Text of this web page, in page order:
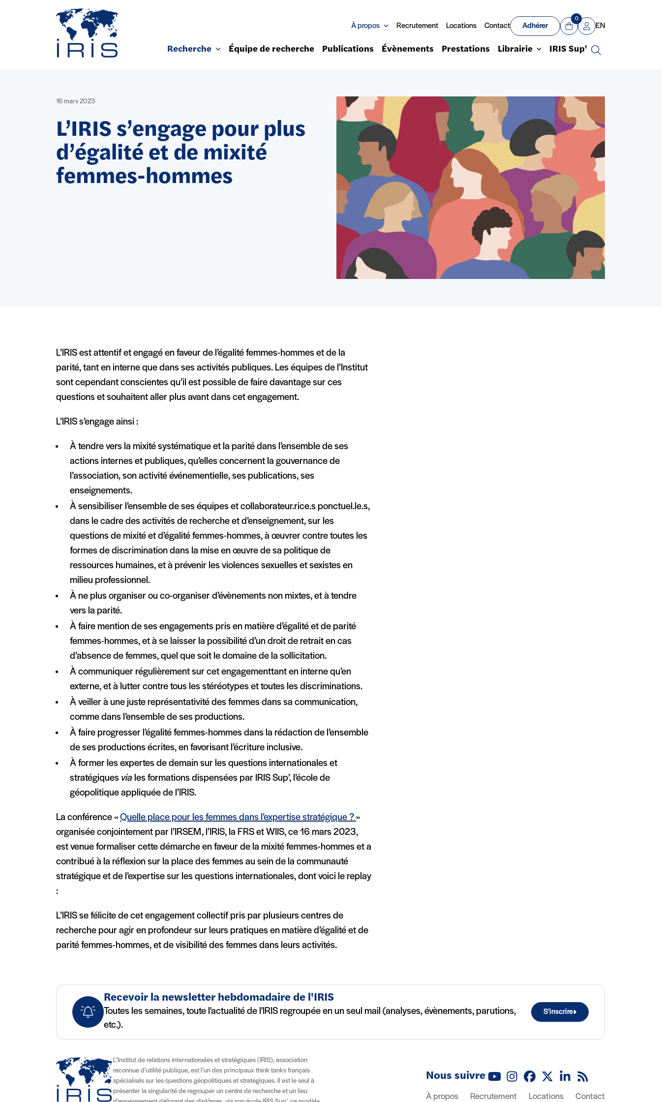
À propos Recrutement Locations Contact Adhérer
Panier
0
Mon compte
EN
Recherche Équipe de recherche Publications Évènements Prestations Librairie IRIS Sup'
Recherche
16 mars 2023
L’IRIS s’engage pour plus
d’égalité et de mixité
femmes-hommes
L’IRIS est attentif et engagé en faveur de l’égalité femmes-hommes et de la
parité, tant en interne que dans ses activités publiques. Les équipes de l’Institut
sont cependant conscientes qu’il est possible de faire davantage sur ces
questions et souhaitent aller plus avant dans cet engagement.
L’IRIS s’engage ainsi :
À tendre vers la mixité systématique et la parité dans l’ensemble de ses
actions internes et publiques, qu’elles concernent la gouvernance de
l’association, son activité événementielle, ses publications, ses
enseignements.
À sensibiliser l’ensemble de ses équipes et collaborateur.rice.s ponctuel.le.s,
dans le cadre des activités de recherche et d’enseignement, sur les
questions de mixité et d’égalité femmes-hommes, à œuvrer contre toutes les
formes de discrimination dans la mise en œuvre de sa politique de
ressources humaines, et à prévenir les violences sexuelles et sexistes en
milieu professionnel.
À ne plus organiser ou co-organiser d’évènements non mixtes, et à tendre
vers la parité.
À faire mention de ses engagements pris en matière d’égalité et de parité
femmes-hommes, et à se laisser la possibilité d’un droit de retrait en cas
d’absence de femmes, quel que soit le domaine de la sollicitation.
À communiquer régulièrement sur cet engagementtant en interne qu’en
externe, et à lutter contre tous les stéréotypes et toutes les discriminations.
À veiller à une juste représentativité des femmes dans sa communication,
comme dans l’ensemble de ses productions.
À faire progresser l’égalité femmes-hommes dans la rédaction de l’ensemble
de ses productions écrites, en favorisant l’écriture inclusive.
À former les expertes de demain sur les questions internationales et
stratégiques via les formations dispensées par IRIS Sup’, l’école de
géopolitique appliquée de l’IRIS.
La conférence « Quelle place pour les femmes dans l’expertise stratégique ? »
organisée conjointement par l’IRSEM, l’IRIS, la FRS et WIIS, ce 16 mars 2023,
est venue formaliser cette démarche en faveur de la mixité femmes-hommes et a
contribué à la réflexion sur la place des femmes au sein de la communauté
stratégique et de l’expertise sur les questions internationales, dont voici le replay
:
L’IRIS se félicite de cet engagement collectif pris par plusieurs centres de
recherche pour agir en profondeur sur leurs pratiques en matière d’égalité et de
parité femmes-hommes, et de visibilité des femmes dans leurs activités.
Recevoir la newsletter hebdomadaire de l'IRIS
Toutes les semaines, toute l'actualité de l'IRIS regroupée en un seul mail (analyses, évènements, parutions,
etc.).
S'inscrire
L’Institut de relations internationales et stratégiques (IRIS), association
reconnue d’utilité publique, est l’un des principaux think tanks français
spécialisés sur les questions géopolitiques et stratégiques. Il est le seul à
présenter la singularité de regrouper un centre de recherche et un lieu
Nous suivre YoutubeInstagramFacebookX (Twitter)
LinkedinFlux RSS
À propos Recrutement Locations Contact